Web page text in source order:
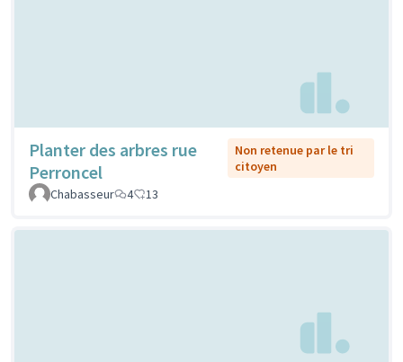
Planter des arbres rue
Perroncel
Non retenue par le tri
citoyen
Chabasseur
4 13